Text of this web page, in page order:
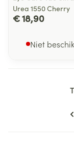
Urea 1550 Cherry
€ 18,90
Niet